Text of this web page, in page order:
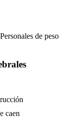
de peso
caen